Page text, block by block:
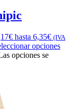
hasta 6,35€ (IVA
opciones
opciones se